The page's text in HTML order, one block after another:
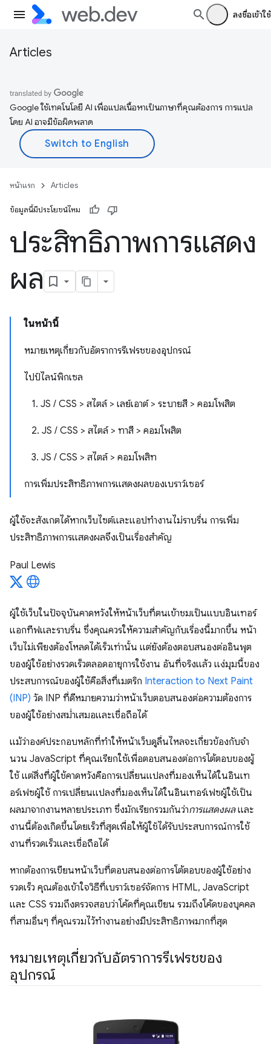
ลงชื่อเข้าใช้
Articles
Google ใช้เทคโนโลยี AI เพื่อแปลเนื้อหาเป็นภาษาที่คุณต้องการ การแปล
โดย AI อาจมีข้อผิดพลาด
หน้าแรก Articles
ข้อมูลนี้มีประโยชน์ไหม
ประสิทธิภาพการแสดง
ผล
ในหน้านี้
หมายเหตุเกี่ยวกับอัตราการรีเฟรชของอุปกรณ์
ไปป์ไลน์พิกเซล
1. JS / CSS > สไตล์ > เลย์เอาต์ > ระบายสี > คอมโพสิต
2. JS / CSS > สไตล์ > ทาสี > คอมโพสิต
3. JS / CSS > สไตล์ > คอมโพสิท
การเพิ่มประสิทธิภาพการแสดงผลของเบราว์เซอร์
ผู้ใช้จะสังเกตได้หากเว็บไซต์และแอปทำงานไม่ราบรื่น การเพิ่ม
ประสิทธิภาพการแสดงผลจึงเป็นเรื่องสําคัญ
Paul Lewis
ผู้ใช้เว็บในปัจจุบันคาดหวังให้หน้าเว็บที่ตนเข้าชมเป็นแบบอินเทอร์
แอกทีฟและราบรื่น ซึ่งคุณควรให้ความสำคัญกับเรื่องนี้มากขึ้น หน้า
เว็บไม่เพียงต้องโหลดได้เร็วเท่านั้น แต่ยังต้องตอบสนองต่ออินพุต
ของผู้ใช้อย่างรวดเร็วตลอดอายุการใช้งาน อันที่จริงแล้ว แง่มุมนี้ของ
ประสบการณ์ของผู้ใช้คือสิ่งที่เมตริก Interaction to Next Paint
(INP) วัด INP ที่ดีหมายความว่าหน้าเว็บตอบสนองต่อความต้องการ
ของผู้ใช้อย่างสม่ำเสมอและเชื่อถือได้
แม้ว่าองค์ประกอบหลักที่ทำให้หน้าเว็บดูลื่นไหลจะเกี่ยวข้องกับจํา
นวน JavaScript ที่คุณเรียกใช้เพื่อตอบสนองต่อการโต้ตอบของผู้
ใช้ แต่สิ่งที่ผู้ใช้คาดหวังคือการเปลี่ยนแปลงที่มองเห็นได้ในอินเท
อร์เฟซผู้ใช้ การเปลี่ยนแปลงที่มองเห็นได้ในอินเทอร์เฟซผู้ใช้เป็น
ผลมาจากงานหลายประเภท ซึ่งมักเรียกรวมกันว่าการแสดงผลและ
งานนี้ต้องเกิดขึ้นโดยเร็วที่สุดเพื่อให้ผู้ใช้ได้รับประสบการณ์การใช้
งานที่รวดเร็วและเชื่อถือได้
หากต้องการเขียนหน้าเว็บที่ตอบสนองต่อการโต้ตอบของผู้ใช้อย่าง
รวดเร็ว คุณต้องเข้าใจวิธีที่เบราว์เซอร์จัดการ HTML, JavaScript
และ CSS รวมถึงตรวจสอบว่าโค้ดที่คุณเขียน รวมถึงโค้ดของบุคคล
ที่สามอื่นๆ ที่คุณรวมไว้ทํางานอย่างมีประสิทธิภาพมากที่สุด
หมายเหตุเกี่ยวกับอัตราการรีเฟรชของ
อุปกรณ์